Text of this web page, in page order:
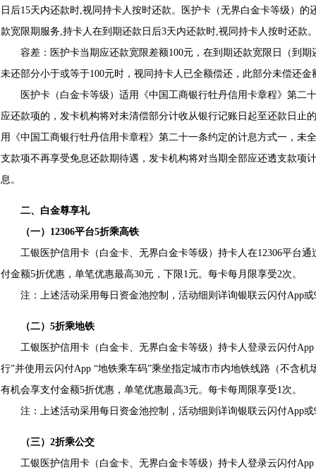
日后15天内还款时,视同持卡人按时还款。医护卡（无界白金卡等级）
款宽限期服务,持卡人在到期还款日后3天内还款时,视同持卡人按时还款。
容差：医护卡当期应还款宽限差额100元，在到期还款宽限日（到期
未还部分小于或等于100元时，视同持卡人已全额偿还，此部分未偿还金
医护卡（白金卡等级）适用《中国工商银行牡丹信用卡章程》第二
应还款项的，发卡机构将对未清偿部分计收从银行记账日起至还款日止
用《中国工商银行牡丹信用卡章程》第二十一条约定的计息方式一，未
支款项不再享受免息还款期待遇，发卡机构将对当期全部应还透支款项
息。
二、白金尊享礼
（一）12306平台5折乘高铁
工银医护信用卡（白金卡、无界白金卡等级）持卡人在12306平台通
付金额5折优惠，单笔优惠最高30元，下限1元。每卡每月限享受2次。
注：上述活动采用每日资金池控制，活动细则详询银联云闪付App或
（二）5折乘地铁
工银医护信用卡（白金卡、无界白金卡等级）持卡人登录云闪付App
行”并使用云闪付App “地铁乘车码”乘坐指定城市市内地铁线路（不含
有机会享支付金额5折优惠，单笔优惠最高3元。每卡每周限享受1次。
注：上述活动采用每日资金池控制，活动细则详询银联云闪付App或
（三）2折乘公交
工银医护信用卡（白金卡、无界白金卡等级）持卡人登录云闪付App